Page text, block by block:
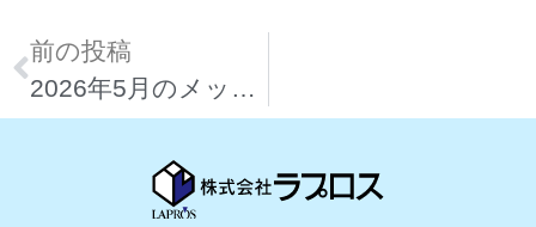
前の投稿
2026年5月のメッセージ